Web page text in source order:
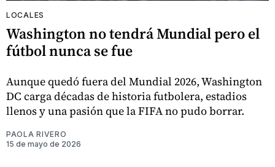
LOCALES
Washington no tendrá Mundial pero el
fútbol nunca se fue
Aunque quedó fuera del Mundial 2026, Washington
DC carga décadas de historia futbolera, estadios
llenos y una pasión que la FIFA no pudo borrar.
PAOLA RIVERO
15 de mayo de 2026